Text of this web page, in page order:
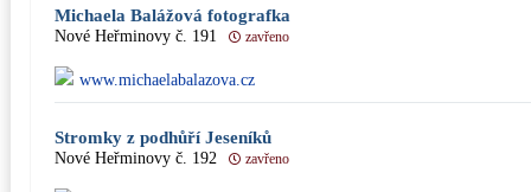
Michaela Balážová fotografka
Nové Heřminovy č. 191 zavřeno
www.michaelabalazova.cz
Stromky z podhůří Jeseníků
Nové Heřminovy č. 192 zavřeno